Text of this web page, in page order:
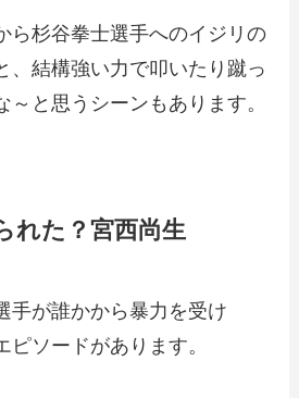
ら杉谷拳士選手へのイジリの
、結構強い力で叩いたり蹴っ
～と思うシーンもあります。
れた？宮西尚生
手が誰かから暴力を受け
ピソードがあります。